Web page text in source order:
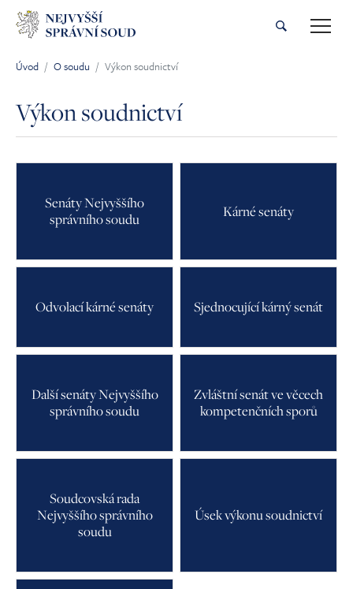
Přeskočit na hlavní obsah
Jsi tady:
Úvod O soudu Výkon soudnictví
Výkon soudnictví
Senáty Nejvyššího
správního soudu
Kárné senáty
Odvolací kárné senáty Sjednocující kárný senát
Další senáty Nejvyššího
správního soudu
Zvláštní senát ve věcech
kompetenčních sporů
Soudcovská rada
Nejvyššího správního
soudu
Úsek výkonu soudnictví